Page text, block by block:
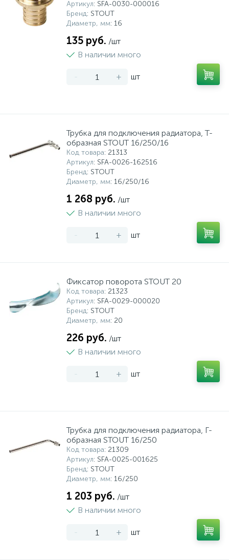
Артикул: SFA-0030-000016
Бренд: STOUT
Диаметр, мм: 16
135 руб. /шт
В наличии много
- + шт
Трубка для подключения радиатора, Т-
образная STOUT 16/250/16
Код товара: 21313
Артикул: SFA-0026-162516
Бренд: STOUT
Диаметр, мм: 16/250/16
1 268 руб. /шт
В наличии много
- + шт
Фиксатор поворота STOUT 20
Код товара: 21323
Артикул: SFA-0029-000020
Бренд: STOUT
Диаметр, мм: 20
226 руб. /шт
В наличии много
- + шт
Трубка для подключения радиатора, Г-
образная STOUT 16/250
Код товара: 21309
Артикул: SFA-0025-001625
Бренд: STOUT
Диаметр, мм: 16/250
1 203 руб. /шт
В наличии много
- + шт